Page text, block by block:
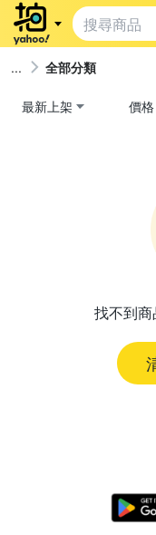
全部分類
最新上架 價格
找不到商